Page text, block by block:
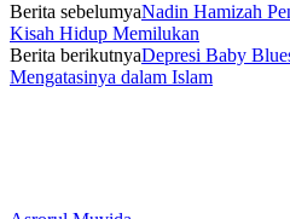
Berita sebelumyaNadin Hamizah
Kisah Hidup Memilukan
Berita berikutnyaDepresi Baby
Mengatasinya dalam Islam